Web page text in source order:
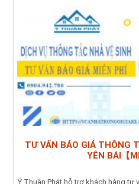
TƯ VẤN BÁO GIÁ THÔNG
YÊN BÁI【
Ý Thuận Phát hỗ trợ khách hàng